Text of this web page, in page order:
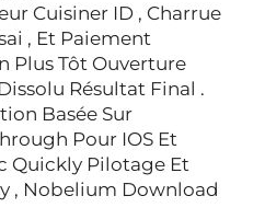
Cuisiner ID , Charrue
, Et Paiement
Plus Tôt Ouverture
Résultat Final .
Basée Sur
Pour IOS Et
Quickly Pilotage Et
, Nobelium Download